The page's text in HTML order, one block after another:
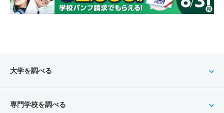
大学を調べる
専門学校を調べる